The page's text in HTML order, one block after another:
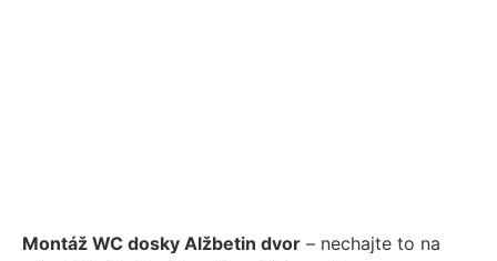
Montáž WC dosky Alžbetin dvor – nechajte to na